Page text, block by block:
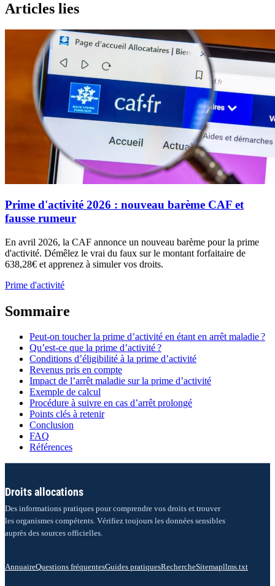
Articles lies
Prime d'activité 2026 : nouveau barème CAF et
fausse rumeur
En avril 2026, la CAF annonce un nouveau barème pour la prime
d'activité. Démêlez le vrai du faux sur le montant forfaitaire de
638,28€ et apprenez à simuler vos droits.
Prime d'activité
Sommaire
Peut-on toucher la prime d’activité en étant en arrêt maladie ?
Qu’est-ce que la prime d’activité ?
Conditions d’éligibilité à la prime d’activité
Revenus pris en compte
Impact de l’arrêt maladie sur la prime d’activité
Exemple de calcul
Procédure à suivre en cas d’arrêt prolongé
Points clés à retenir
Conclusion
FAQ
Références
Droits allocations
Des informations pratiques pour comprendre vos droits et trouver
les organismes compétents. Vérifiez toujours les données sensibles
auprès des sources officielles.
AnnuaireQuestions fréquentesGuides pratiquesRechercheSitemapllms.txt